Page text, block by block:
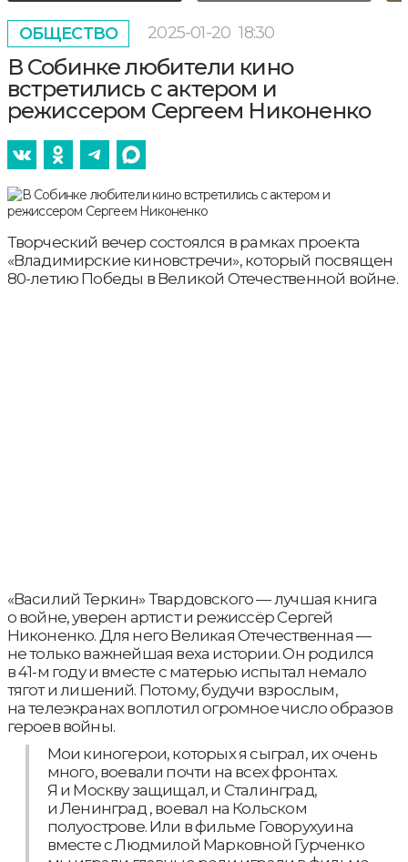
ОБЩЕСТВО 2025-01-20 18:30
В Собинке любители кино
встретились с актером и
режиссером Сергеем Никоненко
Творческий вечер состоялся в рамках проекта
«Владимирские киновстречи», который посвящен
80-летию Победы в Великой Отечественной войне.
«Василий Теркин» Твардовского — лучшая книга
о войне, уверен артист и режиссёр Сергей
Никоненко. Для него Великая Отечественная —
не только важнейшая веха истории. Он родился
в 41-м году и вместе с матерью испытал немало
тягот и лишений. Потому, будучи взрослым,
на телеэкранах воплотил огромное число образов
героев войны.
Мои киногерои, которых я сыграл, их очень
много, воевали почти на всех фронтах.
Я и Москву защищал, и Сталинград,
и Ленинград , воевал на Кольском
полуострове. Или в фильме Говорухуина
вместе с Людмилой Марковной Гурченко